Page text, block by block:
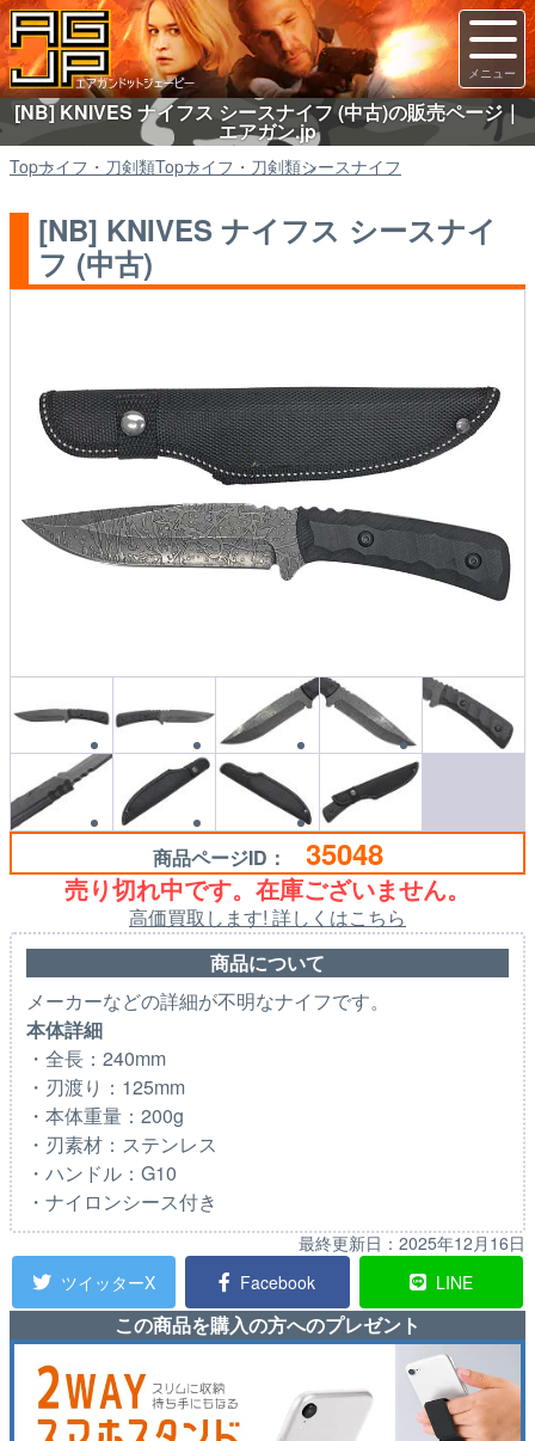
[NB] KNIVES ナイフス シースナイフ (中古)の販売ページ｜
エアガン.jp
Topナイフ・刀剣類Topナイフ・刀剣類シースナイフ
[NB] KNIVES ナイフス シースナイ
フ (中古)
商品ページID： 35048
売り切れ中です。在庫ございません。
高価買取します! 詳しくはこちら
商品について
メーカーなどの詳細が不明なナイフです。
本体詳細
・全長：240mm
・刃渡り：125mm
・本体重量：200g
・刃素材：ステンレス
・ハンドル：G10
・ナイロンシース付き
最終更新日： 2025年12月16日
ツイッターX
Facebook LINE
この商品を購入の方へのプレゼント